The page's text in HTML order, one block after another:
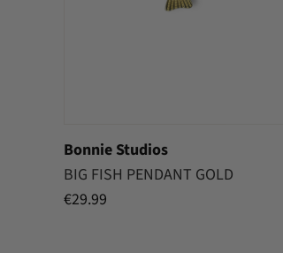
Bonnie Studios
BIG FISH PENDANT GOLD
€29.99